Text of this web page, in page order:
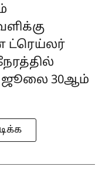
ட்ரெய்லர்
ஜூலை 30ஆம்